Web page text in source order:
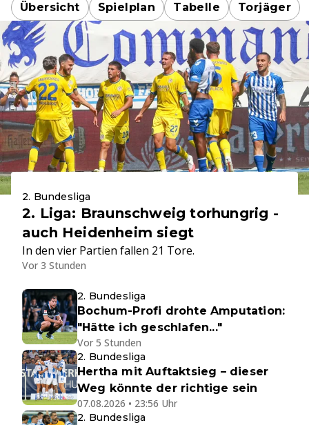
Übersicht Spielplan Tabelle Torjäger
2. Bundesliga
2. Liga: Braunschweig torhungrig -
auch Heidenheim siegt
In den vier Partien fallen 21 Tore.
Vor 3 Stunden
2. Bundesliga
Bochum-Profi drohte Amputation:
"Hätte ich geschlafen..."
Vor 5 Stunden
2. Bundesliga
Hertha mit Auftaktsieg – dieser
Weg könnte der richtige sein
07.08.2026 • 23:56 Uhr
2. Bundesliga